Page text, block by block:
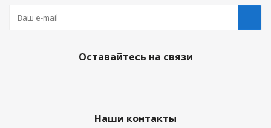
Оставайтесь на связи
Наши контакты